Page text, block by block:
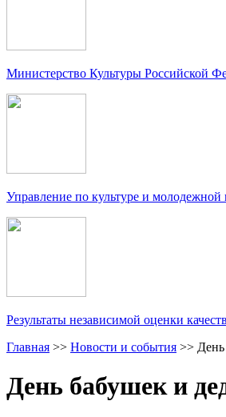
Министерство Культуры Российской
Управление по культуре и молодежной
Результаты независимой оценки
Главная >> Новости и события >>
День бабушек и